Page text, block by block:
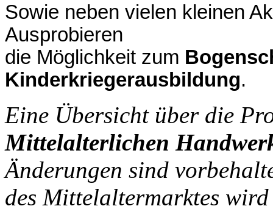
Sowie neben vielen kleinen
Ausprobieren
die Möglichkeit zum
Kinderkriegerausbildung.
Eine Übersicht über die
Mittelalterlichen
Änderungen sind
des Mittelaltermarktes